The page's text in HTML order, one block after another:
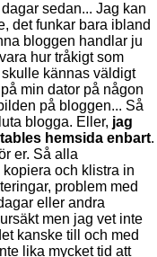
sedan... Jag kan
det funkar bara ibland
bloggen handlar ju
hur tråkigt som
kännas väldigt
min dator på någon
på bloggen... Så
blogga. Eller, jag
hemsida enbart.
er. Så alla
och klistra in
problem med
eller andra
men jag vet inte
kanske till och med
lika mycket tid att